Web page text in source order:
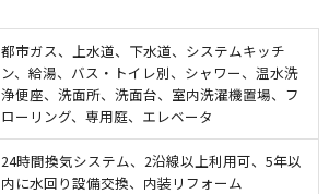
都市ガス、上水道、下水道、システムキッチ
ン、給湯、バス・トイレ別、シャワー、温水洗
浄便座、洗面所、洗面台、室内洗濯機置場、フ
ローリング、専用庭、エレベータ
24時間換気システム、2沿線以上利用可、5年以
内に水回り設備交換、内装リフォーム